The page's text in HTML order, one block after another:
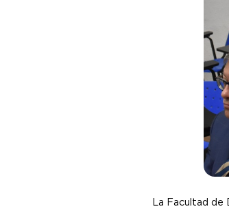
La Facultad de